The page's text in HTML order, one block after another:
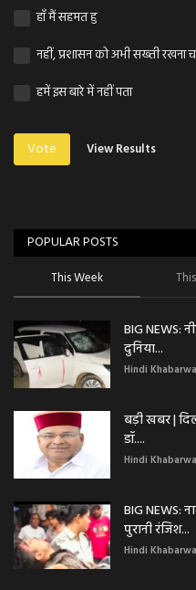
हाँ मैं सहमत हु
नहीं, प्रशासन को अभी सख्ती रखना
हमें इस बारे में नहीं पता
Vote View Results
POPULAR POSTS
This Week
BIG NEWS:
दुनिया...
Hindi
बड़ी खबर |
डॉ....
Hindi
BIG NEWS:
पुरानी रंजिश...
Hindi